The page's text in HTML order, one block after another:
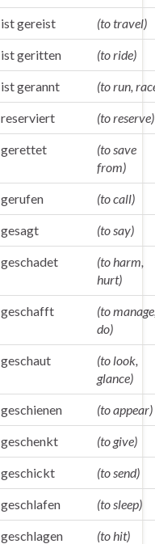
ist gereist (to travel)
ist geritten (to ride)
ist gerannt (to run,
reserviert (to reserve)
gerettet
(to save
from)
gerufen (to call)
gesagt (to say)
geschadet
(to harm,
hurt)
geschafft
(to
do)
geschaut
(to look,
glance)
geschienen (to appear)
geschenkt (to give)
geschickt (to send)
geschlafen (to sleep)
geschlagen (to hit)